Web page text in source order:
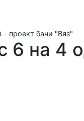
- проект бани "Вяз"
6 на 4